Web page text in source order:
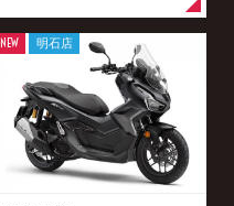
NEW 明石店